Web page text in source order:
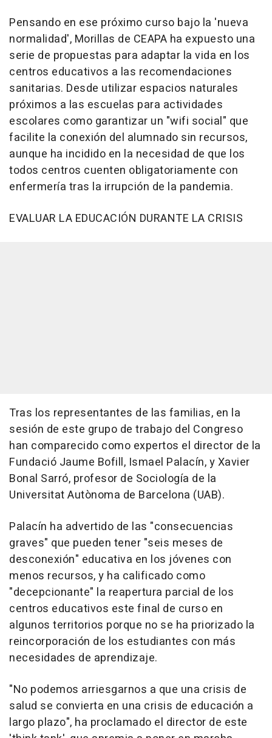
Pensando en ese próximo curso bajo la 'nueva
normalidad', Morillas de CEAPA ha expuesto una
serie de propuestas para adaptar la vida en los
centros educativos a las recomendaciones
sanitarias. Desde utilizar espacios naturales
próximos a las escuelas para actividades
escolares como garantizar un "wifi social" que
facilite la conexión del alumnado sin recursos,
aunque ha incidido en la necesidad de que los
todos centros cuenten obligatoriamente con
enfermería tras la irrupción de la pandemia.
EVALUAR LA EDUCACIÓN DURANTE LA CRISIS
Tras los representantes de las familias, en la
sesión de este grupo de trabajo del Congreso
han comparecido como expertos el director de la
Fundació Jaume Bofill, Ismael Palacín, y Xavier
Bonal Sarró, profesor de Sociología de la
Universitat Autònoma de Barcelona (UAB).
Palacín ha advertido de las "consecuencias
graves" que pueden tener "seis meses de
desconexión" educativa en los jóvenes con
menos recursos, y ha calificado como
"decepcionante" la reapertura parcial de los
centros educativos este final de curso en
algunos territorios porque no se ha priorizado la
reincorporación de los estudiantes con más
necesidades de aprendizaje.
"No podemos arriesgarnos a que una crisis de
salud se convierta en una crisis de educación a
largo plazo", ha proclamado el director de este